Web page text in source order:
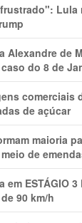
Lula
Alexandre de
do 8 de
comerciais
de açúcar
maioria
de
ESTÁGIO 3
90 km/h